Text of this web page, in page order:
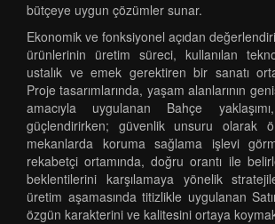
bütçeye uygun çözümler sunar.
Ekonomik ve fonksiyonel açıdan
ürünlerinin üretim süreci, kullanılan
ustalık ve emek gerektiren bir sanatı
Proje tasarımlarında, yaşam alanlarının
amacıyla uygulanan Bahçe
güçlendirirken; güvenlik unsuru olarak
mekanlarda koruma sağlama işlevi
rekabetçi ortamında, doğru orantı ile
beklentilerini karşılamaya yönelik
üretim aşamasında titizlikle uygulanan
özgün karakterini ve kalitesini ortaya